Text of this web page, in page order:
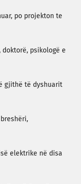
po projekton te
psikologë e
gjithë të dyshuarit
elektrike në disa